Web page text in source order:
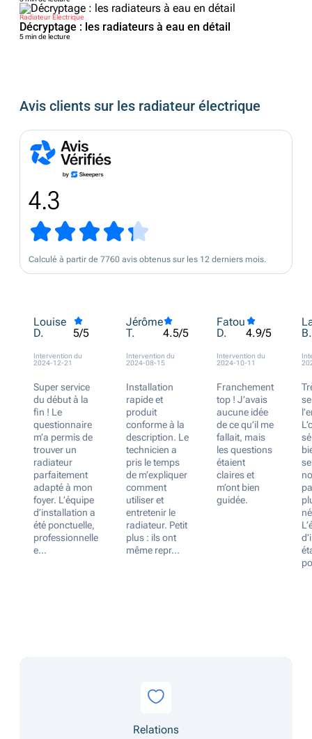
Radiateur Électrique
Décryptage : les radiateurs à eau en détail
5 min de lecture
Avis clients sur les radiateur électrique
4.3
Calculé à partir de 7760 avis obtenus sur les 12 derniers mois.
Louise
D.
5/5
Intervention du
2024-12-21
Super service
du début à la
fin ! Le
questionnaire
m’a permis de
trouver un
radiateur
parfaitement
adapté à mon
foyer. L’équipe
d’installation a
été ponctuelle,
professionnelle
e...
Jérôme
T.
4.5/5
Intervention du
2024-08-15
Installation
rapide et
produit
conforme à la
description. Le
technicien a
pris le temps
de m’expliquer
comment
utiliser et
entretenir le
radiateur. Petit
plus : ils ont
même repr...
Fatou
D.
4.9/5
Intervention du
2024-10-11
Franchement
top ! J’avais
aucune idée
de ce qu’il me
fallait, mais
les questions
étaient
claires et
m’ont bien
guidée.
B.
Relations